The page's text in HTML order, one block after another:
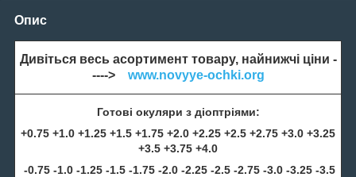
Опис
Дивіться весь асортимент товару, найнижчі ціни -
----> www.novyye-ochki.org
Готові окуляри з діоптріями:
+0.75 +1.0 +1.25 +1.5 +1.75 +2.0 +2.25 +2.5 +2.75 +3.0 +3.25
+3.5 +3.75 +4.0
-0.75 -1.0 -1.25 -1.5 -1.75 -2.0 -2.25 -2.5 -2.75 -3.0 -3.25 -3.5